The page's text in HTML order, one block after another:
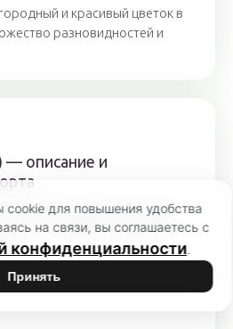
и красивый цветок в
разновидностей и
— описание и
свет благодаря канадским
гибрида позволяют
для повышения удобства
на связи, вы соглашаетесь с
конфиденциальности.
Принять